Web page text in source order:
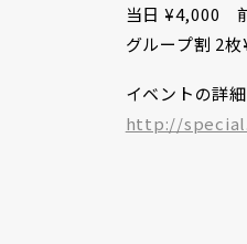
当日 ¥4,000
グループ割 2
イベントの詳
http://